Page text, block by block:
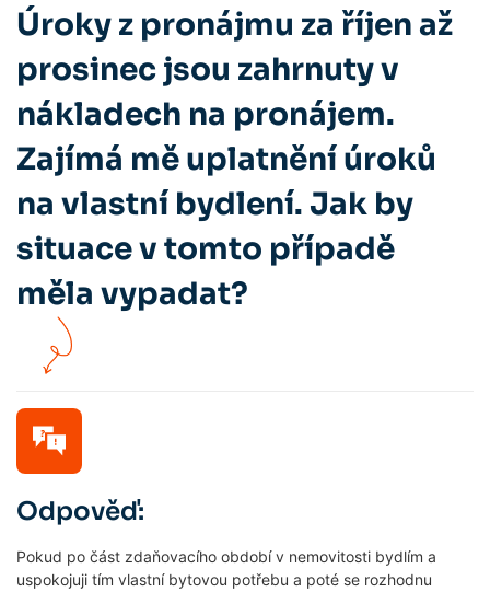
Úroky z pronájmu za říjen až
prosinec jsou zahrnuty v
nákladech na pronájem.
Zajímá mě uplatnění úroků
na vlastní bydlení. Jak by
situace v tomto případě
měla vypadat?
Odpověď:
Pokud po část zdaňovacího období v nemovitosti bydlím a
uspokojuji tím vlastní bytovou potřebu a poté se rozhodnu